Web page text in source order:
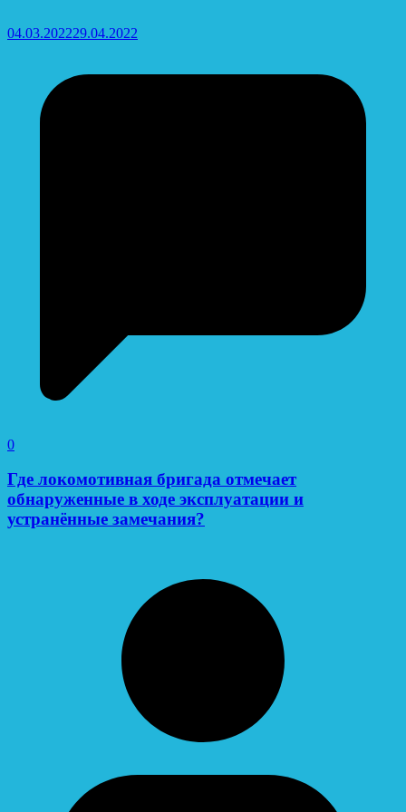
04.03.202229.04.2022
0
Где локомотивная бригада отмечает
обнаруженные в ходе эксплуатации и
устранённые замечания?